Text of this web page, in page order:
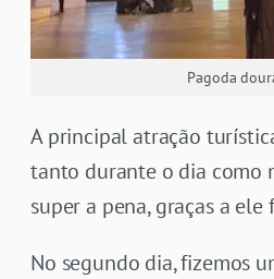
Pagoda
A principal atração
tanto durante o dia como
super a pena, graças a
No segundo dia, fizemos